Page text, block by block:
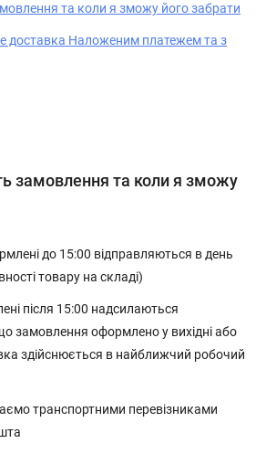
та коли я зможу його забрати
доставка Наложеним платежем та з
замовлення та коли я зможу
до 15:00 відправляються в день
товару на складі)
після 15:00 надсилаються
замовлення оформлено у вихідні або
здійснюється в найближчий робочий
транспортними перевізниками